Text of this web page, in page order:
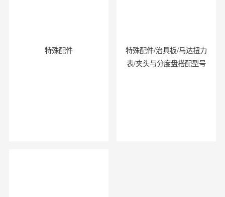
特殊配件
特殊配件/治具板/马达扭力
表/夹头与分度盘搭配型号